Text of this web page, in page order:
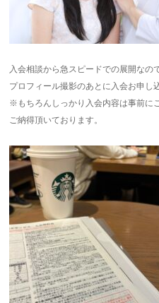
入会相談から急スピードでの展開なの
プロフィール撮影のあとに入会お申し
※もちろんしっかり入会内容は事前に
ご納得頂いております。